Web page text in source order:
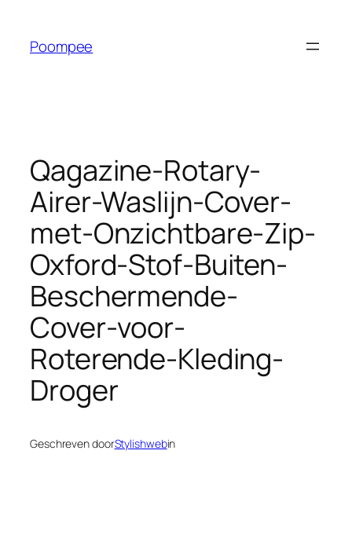
Poompee
Qagazine-Rotary-
Airer-Waslijn-Cover-
met-Onzichtbare-Zip-
Oxford-Stof-Buiten-
Beschermende-
Cover-voor-
Roterende-Kleding-
Droger
Geschreven doorStylishwebin